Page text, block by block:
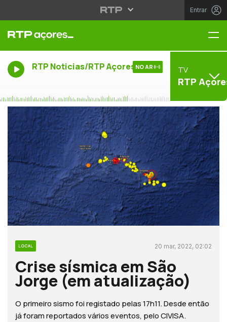
Entrar
RTP Noticias/RTP Açores NO AR TV
RTP
LOCAL 20 mar, 2022, 02:02
Crise sísmica em São
Jorge (em atualização)
O primeiro sismo foi registado pelas 17h11. Desde então
já foram reportados vários eventos, pelo CIVISA.